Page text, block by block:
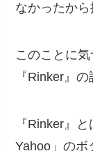
なかったか
このことに
『Rinker』
『Rinker』
Yahoo」のボ